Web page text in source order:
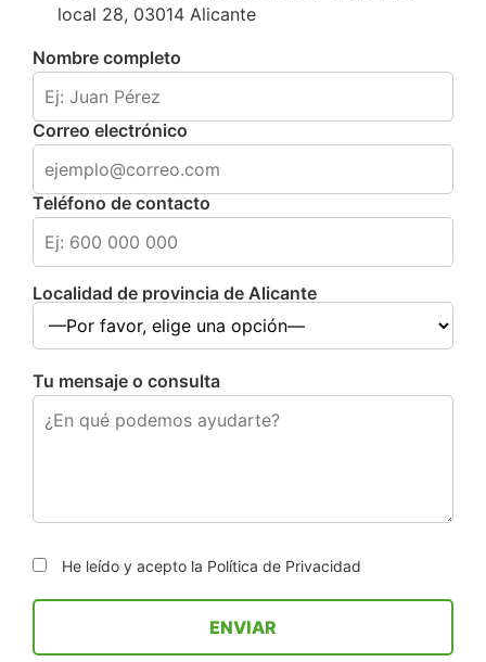
local 28, 03014 Alicante
Nombre completo
Correo electrónico
Teléfono de contacto
Localidad de provincia de Alicante
Tu mensaje o consulta
He leído y acepto la Política de Privacidad